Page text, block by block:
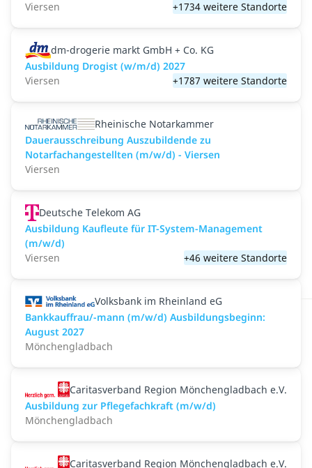
Viersen
+1734 weitere Standorte
dm-drogerie markt GmbH + Co. KG
Ausbildung Drogist (w/m/d) 2027
Viersen
+1787 weitere Standorte
Rheinische Notarkammer
Dauerausschreibung Auszubildende zu
Notarfachangestellten (m/w/d) - Viersen
Viersen
Deutsche Telekom AG
Ausbildung Kaufleute für IT-System-Management
(m/w/d)
Viersen
+46 weitere Standorte
Volksbank im Rheinland eG
Bankkauffrau/-mann (m/w/d) Ausbildungsbeginn:
August 2027
Mönchengladbach
Caritasverband Region Mönchengladbach e.V.
Ausbildung zur Pflegefachkraft (m/w/d)
Mönchengladbach
Caritasverband Region Mönchengladbach e.V.